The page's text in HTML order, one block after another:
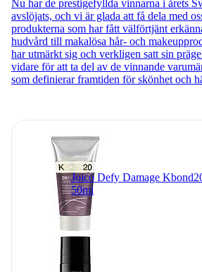
Nu har de prestigefyllda vinnarna i årets
avslöjats, och vi är glada att få dela med
produkterna som har fått välförtjänt
hudvård till makalösa hår- och
har utmärkt sig och verkligen satt sin
vidare för att ta del av de vinnande
som definierar framtiden för skönhet och
Joico Defy Damage
50ml